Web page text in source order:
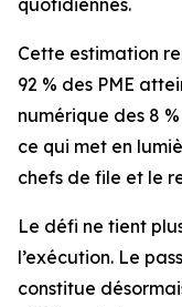
quotidiennes.
Cette estimation
92 % des PME
numérique des 8
ce qui met en
chefs de file et le
Le défi ne tient
l’exécution. Le
constitue